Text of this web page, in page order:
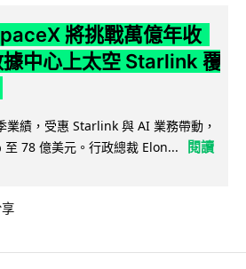
將挑戰萬億年收
中心上太空 Starlink 覆
業績，受惠 Starlink 與 AI 業務帶動，
78 億美元。行政總裁 Elon...
閱讀